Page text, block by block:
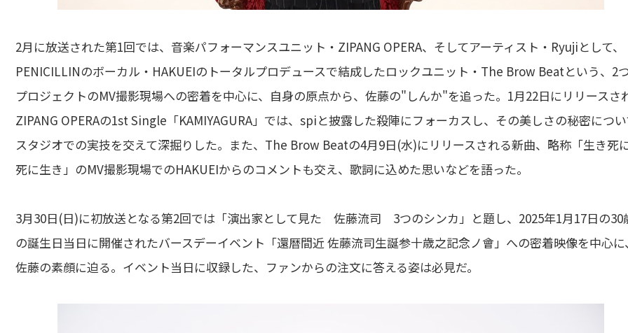
2月に放送された第1回では、音楽パフォーマンスユニット・ZIPANG OPERA、そしてアーティスト・Ryujiとして、
PENICILLINのボーカル・HAKUEIのトータルプロデュースで結成したロックユニット・The Brow Beatという、2
プロジェクトのMV撮影現場への密着を中心に、自身の原点から、佐藤の"しんか"を追った。1月22日にリリースさ
ZIPANG OPERAの1st Single「KAMIYAGURA」では、spiと披露した殺陣にフォーカスし、その美しさの秘密につ
スタジオでの実技を交えて深掘りした。また、The Brow Beatの4月9日(水)にリリースされる新曲、略称「生き死
死に生き」のMV撮影現場でのHAKUEIからのコメントも交え、歌詞に込めた思いなどを語った。
3月30日(日)に初放送となる第2回では「演出家として見た 佐藤流司 3つのシンカ」と題し、2025年1月17日の30
の誕生日当日に開催されたバースデーイベント「還暦間近 佐藤流司生誕参十歳之記念ノ會」への密着映像を中心に
佐藤の素顔に迫る。イベント当日に収録した、ファンからの注文に答える姿は必見だ。